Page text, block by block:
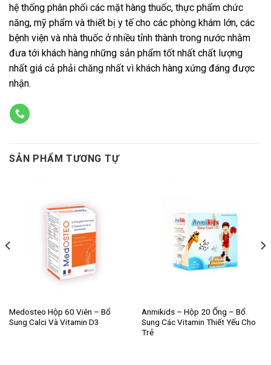
hệ thống phân phối các mặt hàng thuốc, thực phẩm chức
năng, mỹ phẩm và thiết bị y tế cho các phòng khám lớn, các
bệnh viện và nhà thuốc ở nhiều tỉnh thành trong nước nhằm
đưa tới khách hàng những sản phẩm tốt nhất chất lượng
nhất giá cả phải chăng nhất vì khách hàng xứng đáng được
nhận.
SẢN PHẨM TƯƠNG TỰ
Medosteo Hộp 60 Viên – Bổ
Sung Calci Và Vitamin D3
Anmikids – Hộp 20 Ống – Bổ
Sung Các Vitamin Thiết Yếu Cho
Trẻ